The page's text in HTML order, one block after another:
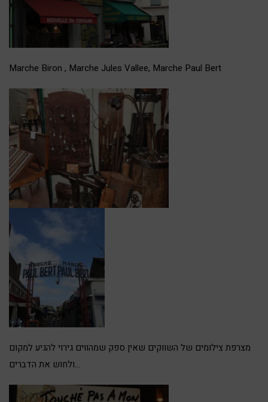
Marche Biron , Marche Jules Vallee, Marche Paul Bert
מצרפת צילומים של השווקים שאין ספק שמהווים גירוי להגיע למקום
ולחוש את הדברים…